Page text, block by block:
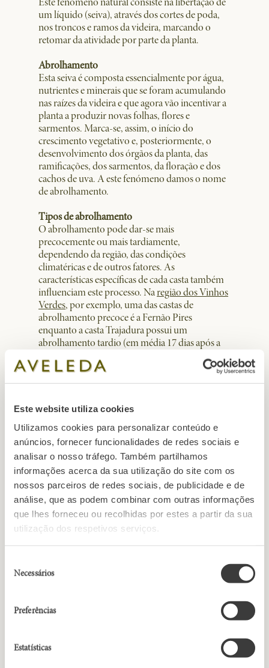
Este website utiliza cookies
Utilizamos cookies para personalizar conteúdo e
anúncios, fornecer funcionalidades de redes sociais e
analisar o nosso tráfego. Também partilhamos
informações acerca da sua utilização do site com os
nossos parceiros de redes sociais, de publicidade e de
análise, que as podem combinar com outras informações
que lhes forneceu ou recolhidas por estes a partir da sua
utilização dos respetivos serviços.
deNecessários
Preferências
Estatísticas
um líquido (seiva), através dos cortes de poda,
nos troncos e ramos da videira, marcando o
retomar da atividade por parte da planta.
Abrolhamento
Esta seiva é composta essencialmente por água,
nutrientes e minerais que se foram acumulando
nas raízes da videira e que agora vão incentivar a
planta a produzir novas folhas, flores e
sarmentos. Marca-se, assim, o início do
crescimento vegetativo e, posteriormente, o
desenvolvimento dos órgãos da planta, das
ramificações, dos sarmentos, da floração e dos
cachos de uva. A este fenómeno damos o nome
de abrolhamento.
Tipos de abrolhamento
O abrolhamento pode dar-se mais
precocemente ou mais tardiamente,
dependendo da região, das condições
climatéricas e de outros fatores. As
características específicas de cada casta também
influenciam este processo. Naregião dos Vinhos
Verdes, por exemplo, uma das castas de
abrolhamento precoce é a Fernão Pires
enquanto a casta Trajadura possui um
abrolhamento tardio (em média 17 dias após a
Este timing é importante, principalmente em
quais devem ser selecionadas castas de
sejam prejudicados e a planta não sofra perdas
de produção no futuro.
A forte sensibilidade dos primeiros órgãos
verdes à geada, ainda que moderada, faz do
abrolhamento um dos períodos mais críticos do
ciclo vegetativo da videira.
Floração
Seis a treze semanas após o abrolhamento, nota-
sarmentos e folhas da videira, seguindo-se a
raízes, as suas folhas transformam-se, com a